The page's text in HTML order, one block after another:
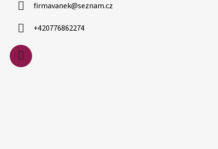
firmavanek@seznam.cz
+420776862274